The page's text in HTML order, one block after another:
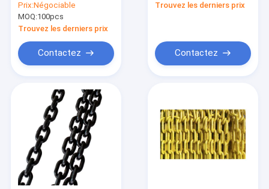
courtes résistantes
de chaînes de
Linkchain
Prix:Négociable
MOQ:100pcs
Trouvez les derniers prix
Contactez
Trouvez les derniers prix
Contactez